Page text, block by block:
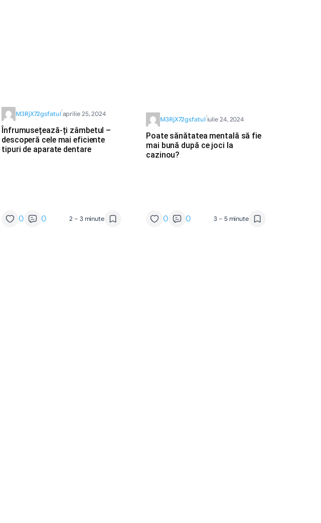
M3RjX72gsfatul
·
aprilie 25, 2024
Înfrumusețează-ți zâmbetul –
descoperă cele mai eficiente
tipuri de aparate dentare
0 0 2 – 3 minute
M3RjX72gsfatul
·
iulie 24, 2024
Poate sănătatea mentală să fie
mai bună după ce joci la
cazinou?
0 0 3 – 5 minute